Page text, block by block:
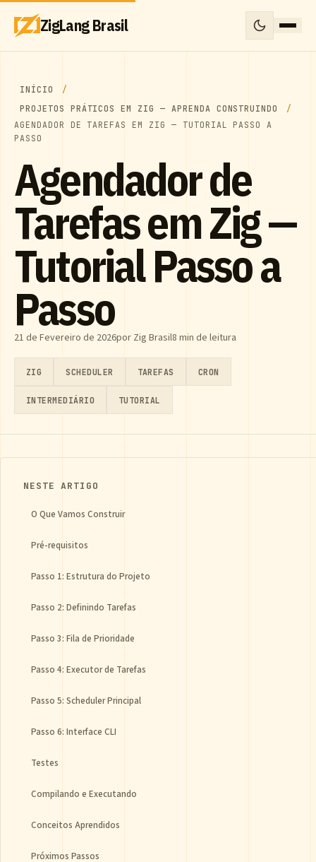
ZigLang Brasil
INÍCIO
PROJETOS PRÁTICOS EM ZIG — APRENDA CONSTRUINDO
AGENDADOR DE TAREFAS EM ZIG — TUTORIAL PASSO A
PASSO
Agendador de
Tarefas em Zig —
Tutorial Passo a
Passo
21 de Fevereiro de 2026por Zig Brasil8 min de leitura
ZIG SCHEDULER TAREFAS CRON
INTERMEDIÁRIO TUTORIAL
NESTE ARTIGO
O Que Vamos Construir
Pré-requisitos
Passo 1: Estrutura do Projeto
Passo 2: Definindo Tarefas
Passo 3: Fila de Prioridade
Passo 4: Executor de Tarefas
Passo 5: Scheduler Principal
Passo 6: Interface CLI
Testes
Compilando e Executando
Conceitos Aprendidos
Próximos Passos